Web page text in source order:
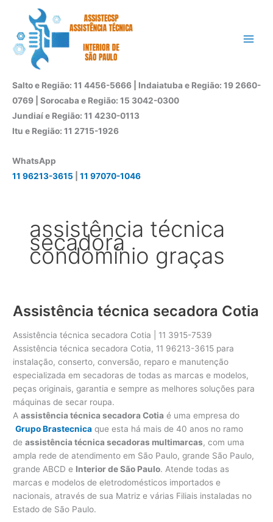
conteúdo
Salto e Região: 11 4456-5666 | Indaiatuba e Região: 19 2660-
0769 | Sorocaba e Região: 15 3042-0300
Jundiaí e Região: 11 4230-0113
Itu e Região: 11 2715-1926
WhatsApp
11 96213-3615
11 97070-1046
assistência técnica
secadora
condomínio graças
Assistência técnica secadora Cotia
Assistência técnica secadora Cotia | 11 3915-7539
Assistência técnica secadora Cotia, 11 96213-3615 para
instalação, conserto, conversão, reparo e manutenção
especializada em secadoras de todas as marcas e modelos,
peças originais, garantia e sempre as melhores soluções para
máquinas de secar roupa.
Aassistência técnica secadora Cotia é uma empresa do
Grupo Brastecnica que esta há mais de 40 anos no ramo
deassistência técnica secadoras multimarcas, com uma
ampla rede de atendimento em São Paulo, grande São Paulo,
grande ABCD e Interior de São Paulo. Atende todas as
marcas e modelos de eletrodomésticos importados e
nacionais, através de sua Matriz e várias Filiais instaladas no
Estado de São Paulo.